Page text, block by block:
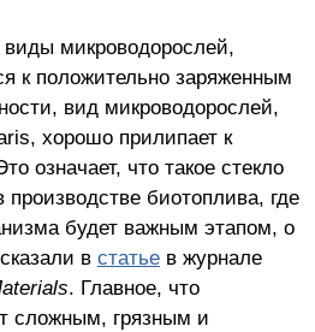
микроводорослей,
к положительно заряженным
вид микроводорослей,
хорошо прилипает к
означает, что такое стекло
биотоплива, где
будет важным этапом, о
в статьев журнале
. Главное, что
сложным, грязным и